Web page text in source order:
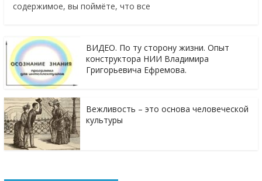
содержимое, вы поймёте, что все
ВИДЕО. По ту сторону жизни. Опыт
конструктора НИИ Владимира
Григорьевича Ефремова.
Вежливость – это основа человеческой
культуры